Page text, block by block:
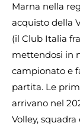
Marna nella
acquisto della
(il Club Italia
mettendosi in
campionato e
partita. Le
arrivano nel
Volley,